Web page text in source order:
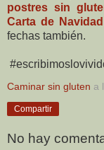
postres sin
Carta de Navidad
fechas también.
Caminar sin gluten a
Compartir
No hay